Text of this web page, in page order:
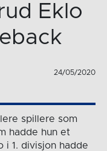
Eklo
24/05/2020
spillere som
hadde hun et
i 1. divisjon hadde